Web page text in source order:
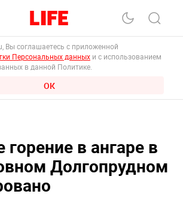
Вы соглашаетесь с приложенной
Персональных данных и с использованием
в данной Политике.
ОК
в ангаре в
Долгопрудном